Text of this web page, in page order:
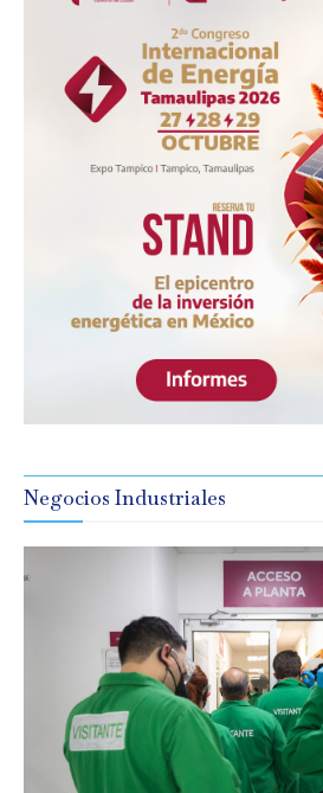
Negocios Industriales